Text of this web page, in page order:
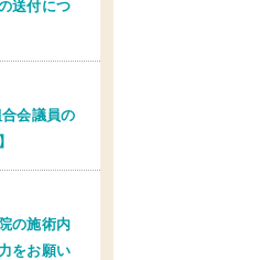
送付につ
合会議員の
の施術内
をお願い